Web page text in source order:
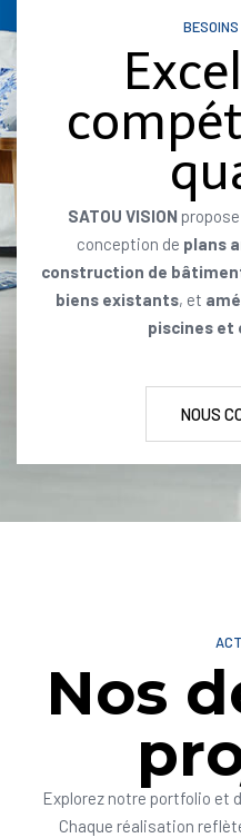
SATOU VISION
conception de plans
construction de
biens existants, et
piscines et
NOUS
Nos
Explorez notre portfolio et
Chaque réalisation